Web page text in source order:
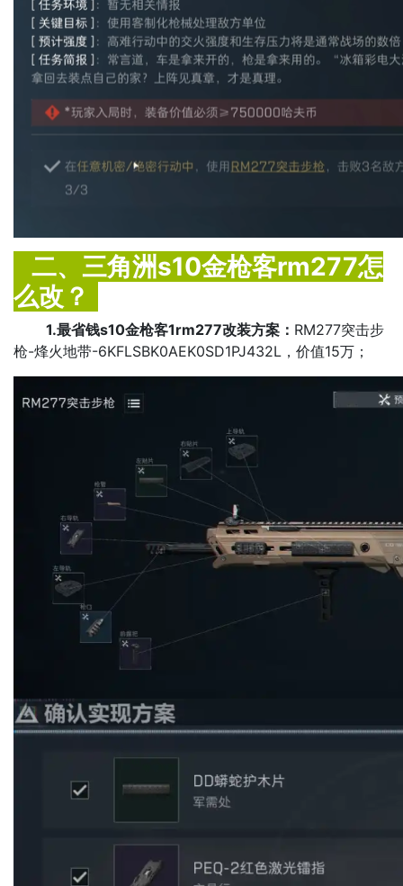
二、三角洲s10金枪客rm277怎
么改？
1.最省钱s10金枪客1rm277改装方案： RM277突击步
枪-烽火地带-6KFLSBK0AEK0SD1PJ432L，价值15万；